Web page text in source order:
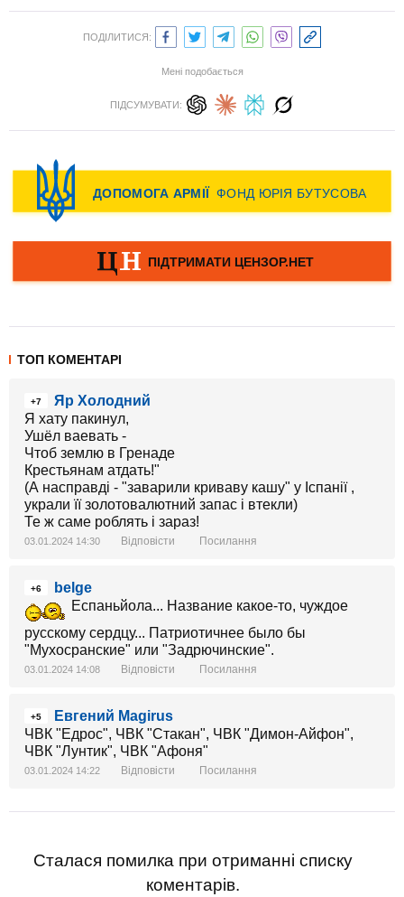
ПОДІЛИТИСЯ:
Мені подобається
ПІДСУМУВАТИ:
ТОП КОМЕНТАРІ
+7
Яр Холодний
Я хату пакинул,
Ушёл ваевать -
Чтоб землю в Гренаде
Крестьянам атдать!"
(А насправді - "заварили криваву кашу" у Іспанії ,
украли її золотовалютний запас і втекли)
Те ж саме роблять і зараз!
03.01.2024 14:30 Відповісти Посилання
+6
belge
Еспаньйола... Название какое-то, чуждое
русскому сердцу... Патриотичнее было бы
"Мухосранские" или "Задрючинские".
03.01.2024 14:08 Відповісти Посилання
+5
Евгений Magirus
ЧВК "Едрос", ЧВК "Стакан", ЧВК "Димон-Айфон",
ЧВК "Лунтик", ЧВК "Афоня"
03.01.2024 14:22 Відповісти Посилання
Сталася помилка при отриманні списку
коментарів.